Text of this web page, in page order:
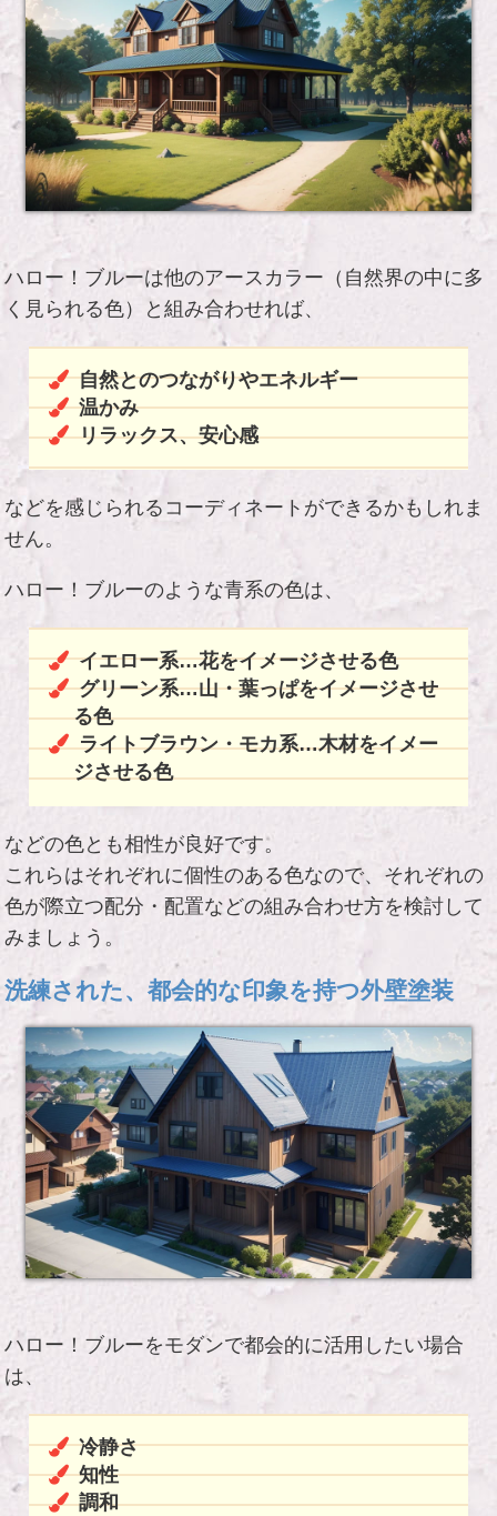
ハロー！ブルーは他のアースカラー（自然界の中に多
く見られる色）と組み合わせれば、
自然とのつながりやエネルギー
温かみ
リラックス、安心感
などを感じられるコーディネートができるかもしれま
せん。
ハロー！ブルーのような青系の色は、
イエロー系…花をイメージさせる色
グリーン系…山・葉っぱをイメージさせ
る色
ライトブラウン・モカ系…木材をイメー
ジさせる色
などの色とも相性が良好です。
これらはそれぞれに個性のある色なので、それぞれの
色が際立つ配分・配置などの組み合わせ方を検討して
みましょう。
洗練された、都会的な印象を持つ外壁塗装
ハロー！ブルーをモダンで都会的に活用したい場合
は、
冷静さ
知性
調和